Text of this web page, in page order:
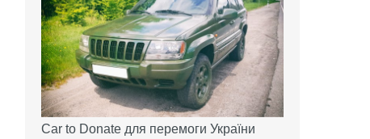
Car to Donate для перемоги України